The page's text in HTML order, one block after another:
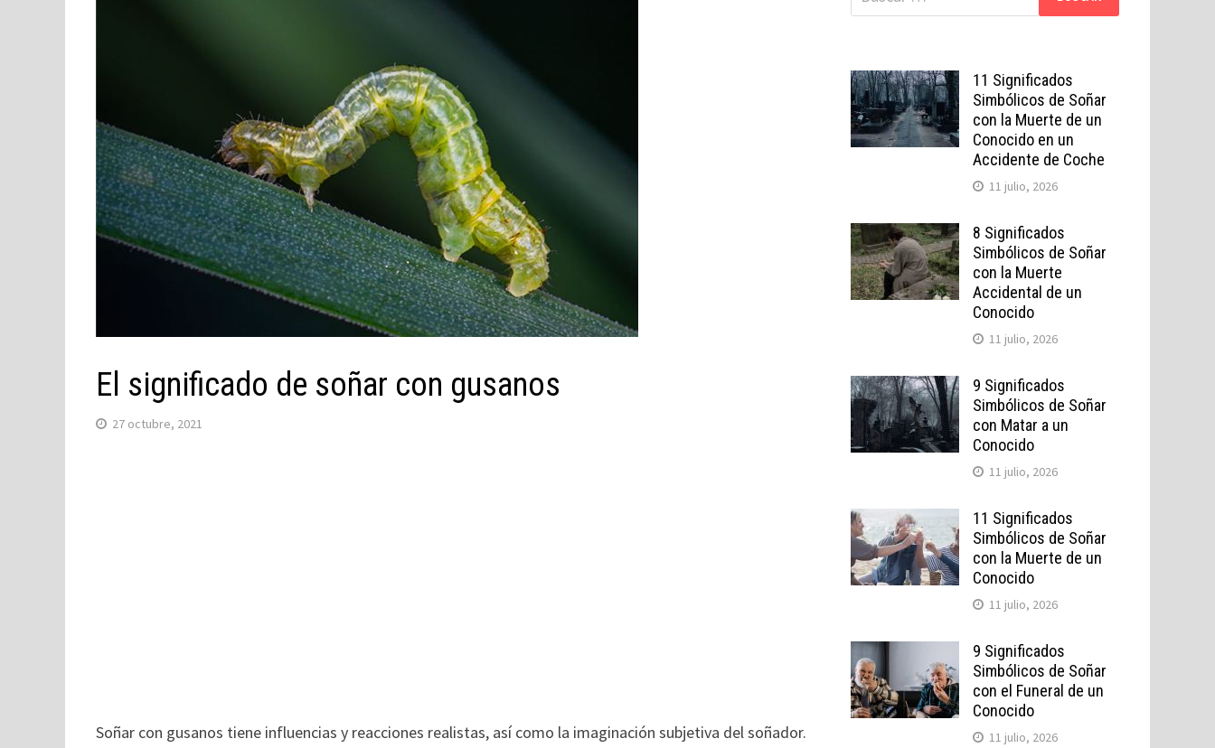
El significado de soñar con gusanos
27 octubre, 2021
Soñar con gusanos tiene influencias y reacciones realistas, así como la imaginación subjetiva del soñador.
11 Significados
Simbólicos de Soñar
con la Muerte de un
Conocido en un
Accidente de Coche
11 julio, 2026
8 Significados
Simbólicos de Soñar
con la Muerte
Accidental de un
Conocido
11 julio, 2026
9 Significados
Simbólicos de Soñar
con Matar a un
Conocido
11 julio, 2026
11 Significados
Simbólicos de Soñar
con la Muerte de un
Conocido
11 julio, 2026
9 Significados
Simbólicos de Soñar
con el Funeral de un
Conocido
11 julio, 2026